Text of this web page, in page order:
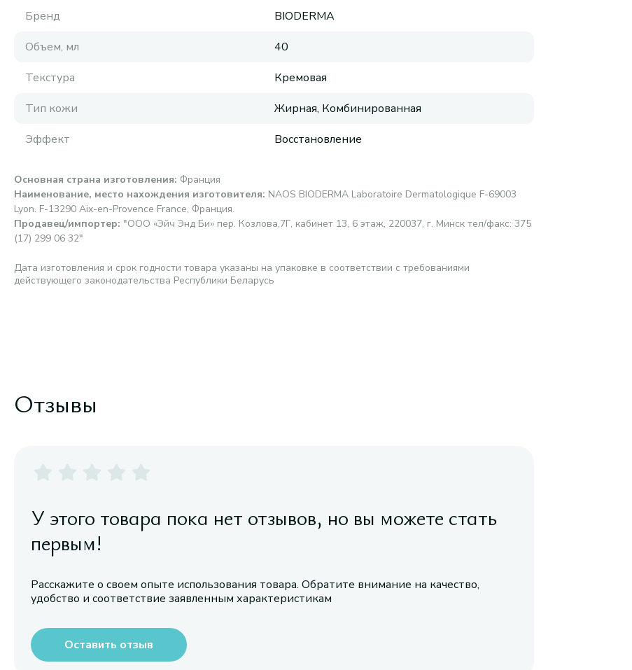
Бренд
BIODERMA
Объем, мл
40
Текстура
Кремовая
Тип кожи
Жирная, Комбинированная
Эффект
Восстановление
Основная страна изготовления: Франция
Наименование, место нахождения изготовителя: NAOS BIODERMA Laboratoire Dermatologique F-69003
Lyon. F-13290 Aix-en-Provence France, Франция.
Продавец/импортер: "ООО «Эйч Энд Би» пер. Козлова,7Г, кабинет 13, 6 этаж, 220037, г. Минск тел/факс: 375
(17) 299 06 32"
Дата изготовления и срок годности товара указаны на упаковке в соответствии с требованиями
действующего законодательства Республики Беларусь
Отзывы
У этого товара пока нет отзывов, но вы можете стать
первым!
Расскажите о своем опыте использования товара. Обратите внимание на качество,
удобство и соответствие заявленным характеристикам
Оставить отзыв